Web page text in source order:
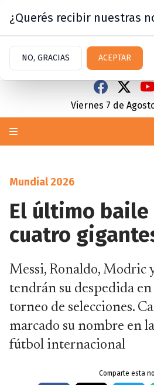
Viernes 7 de
Mundial 2026
El último baile
cuatro
Messi, Ronaldo, Modric
tendrán su despedida
torneo de selecciones.
marcado su nombre en
fútbol internacional
Comparte esta
¿Querés recibir nuestras
NO, GRACIAS ACEPTAR